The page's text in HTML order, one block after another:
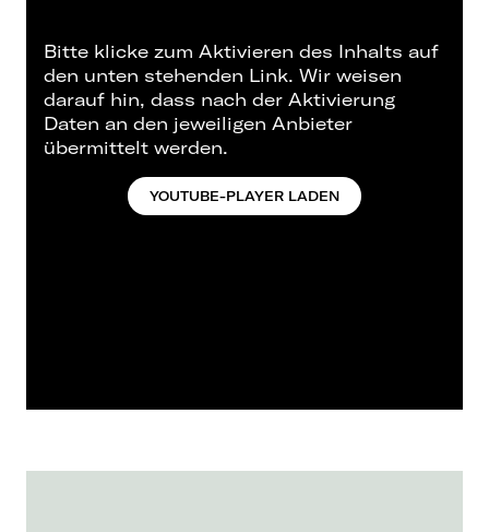
Bitte klicke zum Aktivieren des Inhalts auf
den unten stehenden Link. Wir weisen
darauf hin, dass nach der Aktivierung
Daten an den jeweiligen Anbieter
übermittelt werden.
YOUTUBE-PLAYER LADEN